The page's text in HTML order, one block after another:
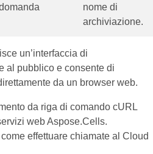
nome di
archiviazione.
un’interfaccia di
al pubblico e consente di
da un browser web.
da riga di comando cURL
web Aspose.Cells.
effettuare chiamate al Cloud